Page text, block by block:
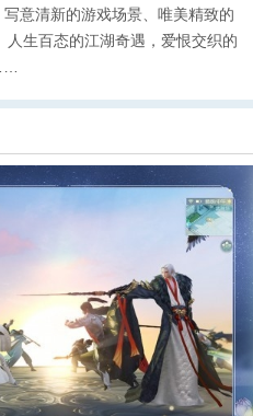
意清新的游戏场景、唯美精致的
生百态的江湖奇遇，爱恨交织的